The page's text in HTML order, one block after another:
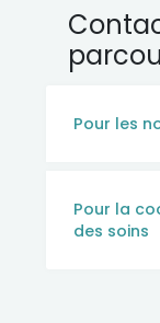
Pour les
Pour la
des soins